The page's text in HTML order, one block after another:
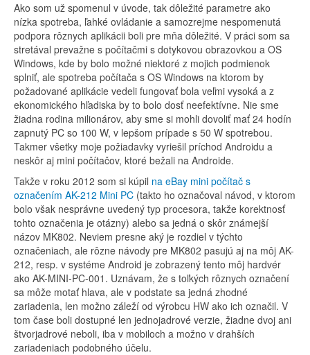
Ako som už spomenul v úvode, tak dôležité parametre ako
nízka spotreba, ľahké ovládanie a samozrejme nespomenutá
podpora rôznych aplikácii boli pre mňa dôležité. V práci som sa
stretával prevažne s počítačmi s dotykovou obrazovkou a OS
Windows, kde by bolo možné niektoré z mojich podmienok
splniť, ale spotreba počítača s OS Windows na ktorom by
požadované aplikácie vedeli fungovať bola veľmi vysoká a z
ekonomického hľadiska by to bolo dosť neefektívne. Nie sme
žiadna rodina milionárov, aby sme si mohli dovoliť mať 24 hodín
zapnutý PC so 100 W, v lepšom prípade s 50 W spotrebou.
Takmer všetky moje požiadavky vyriešil príchod Androidu a
neskôr aj mini počítačov, ktoré bežali na Androide.
Takže v roku 2012 som si kúpil na eBay mini počítač s
označením AK-212 Mini PC (takto ho označoval návod, v ktorom
bolo však nesprávne uvedený typ procesora, takže korektnosť
tohto označenia je otázny) alebo sa jedná o skôr známejší
názov MK802. Neviem presne aký je rozdiel v týchto
označeniach, ale rôzne návody pre MK802 pasujú aj na môj AK-
212, resp. v systéme Android je zobrazený tento môj hardvér
ako AK-MINI-PC-001. Uznávam, že s toľkých rôznych označení
sa môže motať hlava, ale v podstate sa jedná zhodné
zariadenia, len možno záleží od výrobcu HW ako ich označil. V
tom čase boli dostupné len jednojadrové verzie, žiadne dvoj ani
štvorjadrové neboli, iba v mobiloch a možno v drahších
zariadeniach podobného účelu.